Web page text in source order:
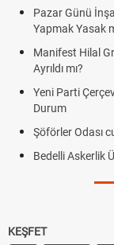
İnşaat Çalışması
mı?
Gruptan Ayrıldı
Yasaya İmza
cumartesi, pazar
Ücreti 2026 Ne
KEŞFET